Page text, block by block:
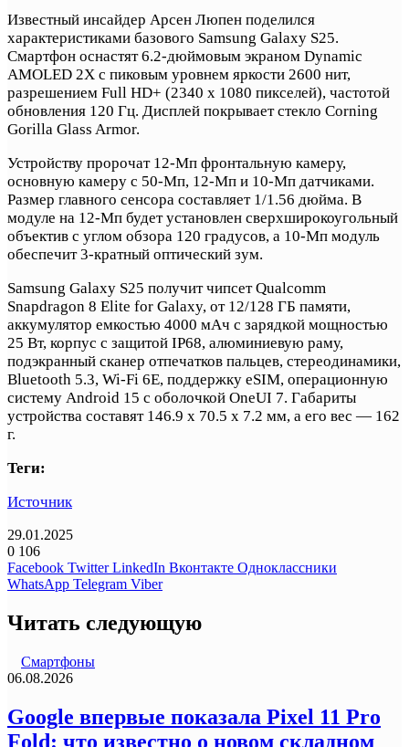
Известный инсайдер Арсен Люпен поделился
характеристиками базового Samsung Galaxy S25.
Смартфон оснастят 6.2-дюймовым экраном Dynamic
AMOLED 2X с пиковым уровнем яркости 2600 нит,
разрешением Full HD+ (2340 х 1080 пикселей), частотой
обновления 120 Гц. Дисплей покрывает стекло Corning
Gorilla Glass Armor.
Устройству пророчат 12-Мп фронтальную камеру,
основную камеру с 50-Мп, 12-Мп и 10-Мп датчиками.
Размер главного сенсора составляет 1/1.56 дюйма. В
модуле на 12-Мп будет установлен сверхширокоугольный
объектив с углом обзора 120 градусов, а 10-Мп модуль
обеспечит 3-кратный оптический зум.
Samsung Galaxy S25 получит чипсет Qualcomm
Snapdragon 8 Elite for Galaxy, от 12/128 ГБ памяти,
аккумулятор емкостью 4000 мАч с зарядкой мощностью
25 Вт, корпус с защитой IP68, алюминиевую раму,
подэкранный сканер отпечатков пальцев, стереодинамики,
Bluetooth 5.3, Wi-Fi 6E, поддержку eSIM, операционную
систему Android 15 с оболочкой OneUI 7. Габариты
устройства составят 146.9 х 70.5 х 7.2 мм, а его вес — 162
г.
Теги:
Источник
29.01.2025
0 106
Facebook Twitter LinkedIn Вконтакте Одноклассники
WhatsApp Telegram Viber
Читать следующую
Смартфоны
06.08.2026
Google впервые показала Pixel 11 Pro
Fold: что известно о новом складном